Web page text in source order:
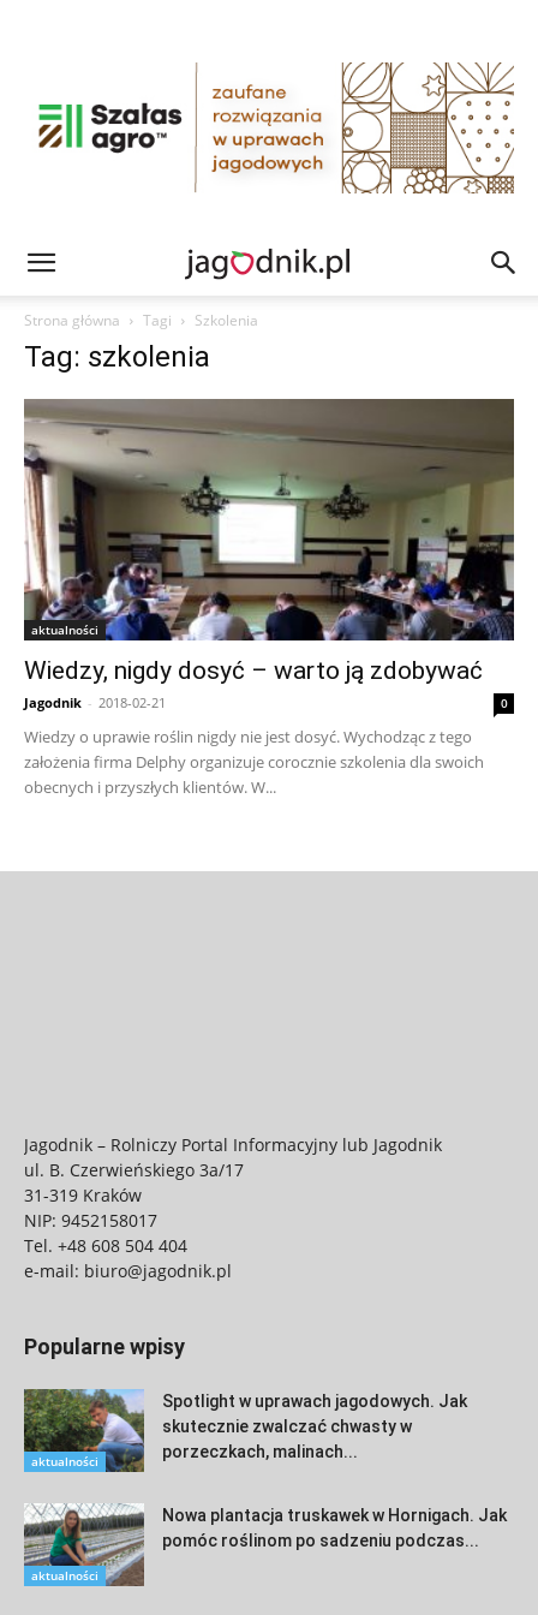
Strona główna Tagi Szkolenia
Tag: szkolenia
aktualności
Wiedzy, nigdy dosyć – warto ją zdobywać
Jagodnik - 2018-02-21 0
Wiedzy o uprawie roślin nigdy nie jest dosyć. Wychodząc z tego
założenia firma Delphy organizuje corocznie szkolenia dla swoich
obecnych i przyszłych klientów. W...
Jagodnik – Rolniczy Portal Informacyjny lub Jagodnik
ul. B. Czerwieńskiego 3a/17
31-319 Kraków
NIP: 9452158017
Tel. +48 608 504 404
e-mail: biuro@jagodnik.pl
Popularne wpisy
aktualności
Spotlight w uprawach jagodowych. Jak
skutecznie zwalczać chwasty w
porzeczkach, malinach...
aktualności
Nowa plantacja truskawek w Hornigach. Jak
pomóc roślinom po sadzeniu podczas...